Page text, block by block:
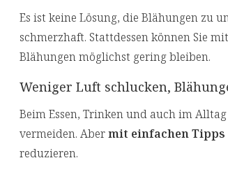
Es ist keine Lösung, die Blähungen zu
schmerzhaft. Stattdessen können Sie
Blähungen möglichst gering bleiben.
Weniger Luft schlucken,
Beim Essen, Trinken und auch im
vermeiden. Abermit einfachen Tipps
reduzieren.